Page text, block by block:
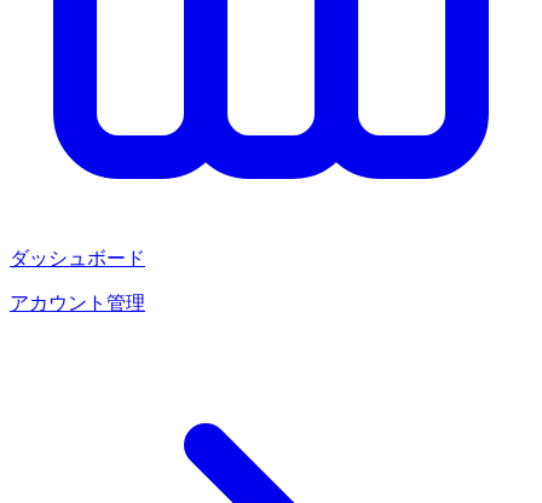
ダッシュボード
アカウント管理